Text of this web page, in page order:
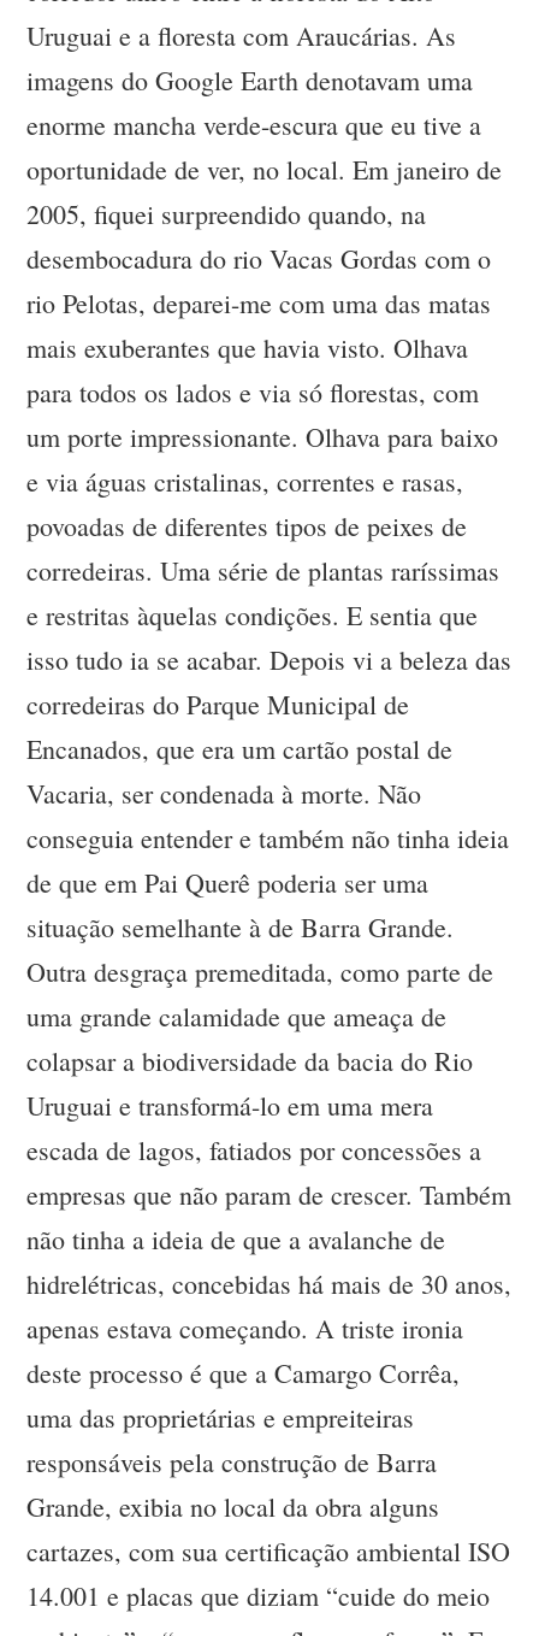
Uruguai e a floresta com Araucárias. As
imagens do Google Earth denotavam uma
enorme mancha verde-escura que eu tive a
oportunidade de ver, no local. Em janeiro de
2005, fiquei surpreendido quando, na
desembocadura do rio Vacas Gordas com o
rio Pelotas, deparei-me com uma das matas
mais exuberantes que havia visto. Olhava
para todos os lados e via só florestas, com
um porte impressionante. Olhava para baixo
e via águas cristalinas, correntes e rasas,
povoadas de diferentes tipos de peixes de
corredeiras. Uma série de plantas raríssimas
e restritas àquelas condições. E sentia que
isso tudo ia se acabar. Depois vi a beleza das
corredeiras do Parque Municipal de
Encanados, que era um cartão postal de
Vacaria, ser condenada à morte. Não
conseguia entender e também não tinha ideia
de que em Pai Querê poderia ser uma
situação semelhante à de Barra Grande.
Outra desgraça premeditada, como parte de
uma grande calamidade que ameaça de
colapsar a biodiversidade da bacia do Rio
Uruguai e transformá-lo em uma mera
escada de lagos, fatiados por concessões a
empresas que não param de crescer. Também
não tinha a ideia de que a avalanche de
hidrelétricas, concebidas há mais de 30 anos,
apenas estava começando. A triste ironia
deste processo é que a Camargo Corrêa,
uma das proprietárias e empreiteiras
responsáveis pela construção de Barra
Grande, exibia no local da obra alguns
cartazes, com sua certificação ambiental ISO
14.001 e placas que diziam “cuide do meio